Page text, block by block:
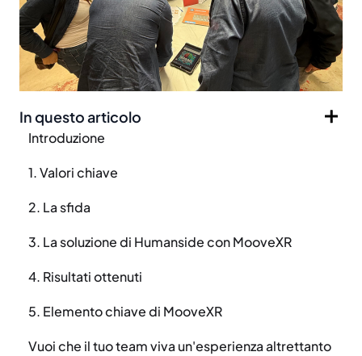
In questo articolo
Introduzione
1. Valori chiave
2. La sfida
3. La soluzione di Humanside con MooveXR
4. Risultati ottenuti
5. Elemento chiave di MooveXR
Vuoi che il tuo team viva un'esperienza altrettanto